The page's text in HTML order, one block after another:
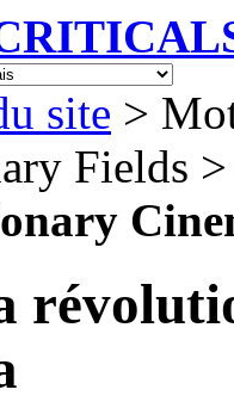
site >
Fields >